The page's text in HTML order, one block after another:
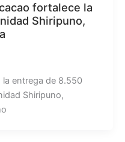
fortalece la
Shiripuno,
la entrega de 8.550
Shiripuno,